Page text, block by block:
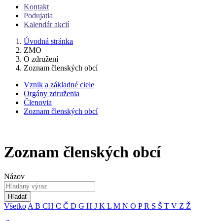
Kontakt
Podujatia
Kalendár akcií
Úvodná stránka
ZMO
O združení
Zoznam členských obcí
Vznik a základné ciele
Orgány združenia
Členovia
Zoznam členských obcí
Zoznam členských obcí
Názov
Hľadať
Všetko A B CH C Č D G H J K L M N O PR S Š T V Z Ž